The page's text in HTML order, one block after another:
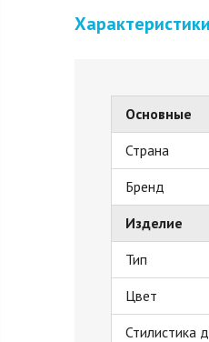
Характеристики
Основные
Страна
Бренд
Изделие
Тип
Цвет
Стилистика